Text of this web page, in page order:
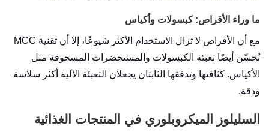
ما وراء الأقراص: كبسولات وأكياس
مع أن الأقراص لا تزال الاستخدام الأكثر شيوعًا، إلا أن تقنية MCC
تُحسّن أيضًا تعبئة الكبسولات والمستحضرات المسحوقة مثل
الأكياس. كثافتها وتدفقها الثابتان يجعلان التعبئة الآلية أكثر سلاسة
ودقة.
السليلوز الميكروبلوري في المنتجات الغذائية